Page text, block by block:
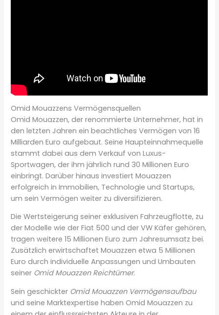
Omid Mouazzens Vermögensquellen
Omid Mouazzen, der renommierte Unternehmer, hat in
den letzten Jahren ein beachtliches Vermögen von 16
Milliarden Euro aufgebaut. Seine Haupteinnahmequelle
stammt dabei aus dem Verkauf von Luxus-
Sportwagen, der ihm jährlich rund 30 Millionen Euro
einbringt. Darüber hinaus investiert Mouazzen
erfolgreich in Immobilien, Technologie und Startups,
um sein Vermögen weiter zu diversifizieren.
Die Wertsteigerung seiner exklusiven Fahrzeugflotte, zu
der Modelle wie der Fiat 500 und der VW Käfer gehören,
tragen weitere 15 Millionen Euro zum Jahresumsatz bei.
Zusätzlich erwirtschaftet Mouazzen etwa 5 Millionen
Euro durch individuelle Anpassungen und Umbauten
seiner Omid Mouazzen Reichtümer.
Sein geschickter Omid Mouazzen Vermögensaufbau
und seine Marktexpertise haben Omid Mouazzen zu